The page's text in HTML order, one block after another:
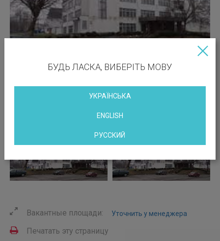
Вакантные площади: Уточнить у менеджера
Печатать эту страницу
БУДЬ ЛАСКА, ВИБЕРІТЬ МОВУ
УКРАЇНСЬКА
ENGLISH
РУССКИЙ